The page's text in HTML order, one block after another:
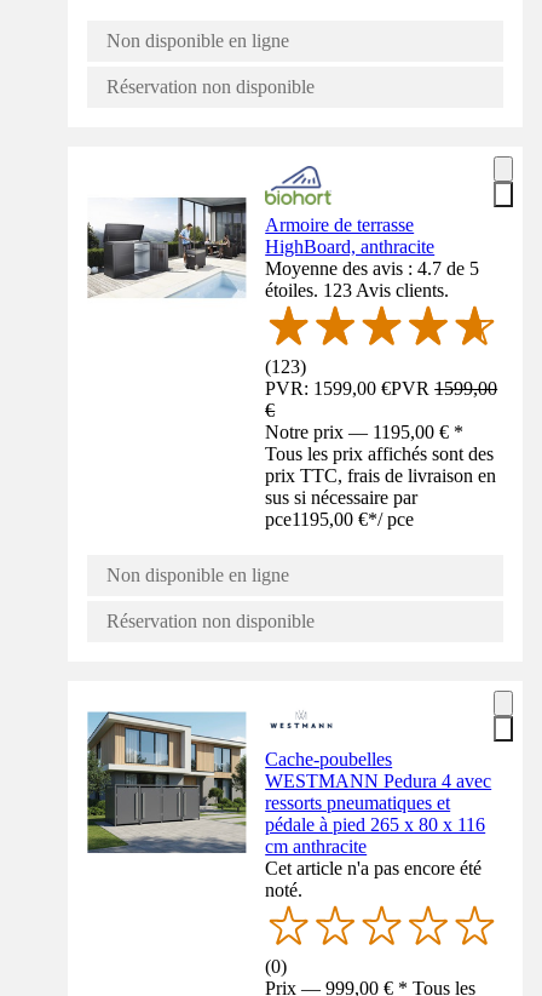
Non disponible en ligne
Réservation non disponible
Armoire de terrasse
HighBoard, anthracite
Moyenne des avis : 4.7 de 5
étoiles. 123 Avis clients.
(123)
PVR: 1599,00 €PVR1599,00
€
Notre prix — 1195,00 € *
Tous les prix affichés sont des
prix TTC, frais de livraison en
sus si nécessaire par
pce1195,00 €*/ pce
Non disponible en ligne
Réservation non disponible
Cache-poubelles
WESTMANN Pedura 4 avec
ressorts pneumatiques et
pédale à pied 265 x 80 x 116
cm anthracite
Cet article n'a pas encore été
noté.
(0)
Prix — 999,00 € * Tous les